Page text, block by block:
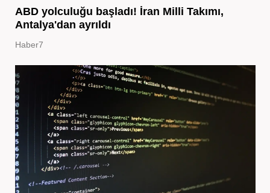
ABD yolculuğu başladı! İran Milli Takımı,
Antalya'dan ayrıldı
Haber7